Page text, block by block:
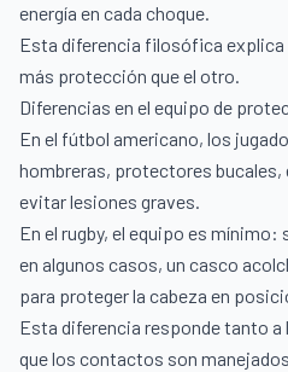
energía en cada choque.
Esta diferencia filosófica
más protección que el otro.
Diferencias en el equipo de
En el fútbol americano, los
hombreras, protectores
evitar lesiones graves.
En el rugby, el equipo es
en algunos casos, un casco
para proteger la cabeza en
Esta diferencia responde tanto a
que los contactos son